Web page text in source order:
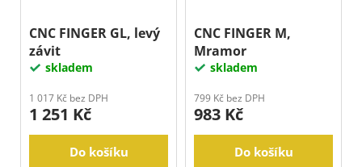
CNC FINGER GL, levý
závit
skladem
1 017 Kč bez DPH
1 251 Kč
Do košíku
CNC FINGER M,
Mramor
skladem
799 Kč bez DPH
983 Kč
Do košíku